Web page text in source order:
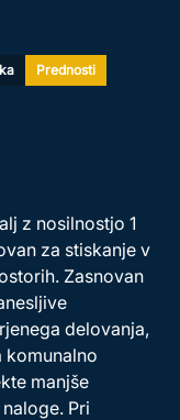
Prednosti
z nosilnostjo 1
za stiskanje v
Zasnovan
delovanja,
komunalno
manjše
Pri